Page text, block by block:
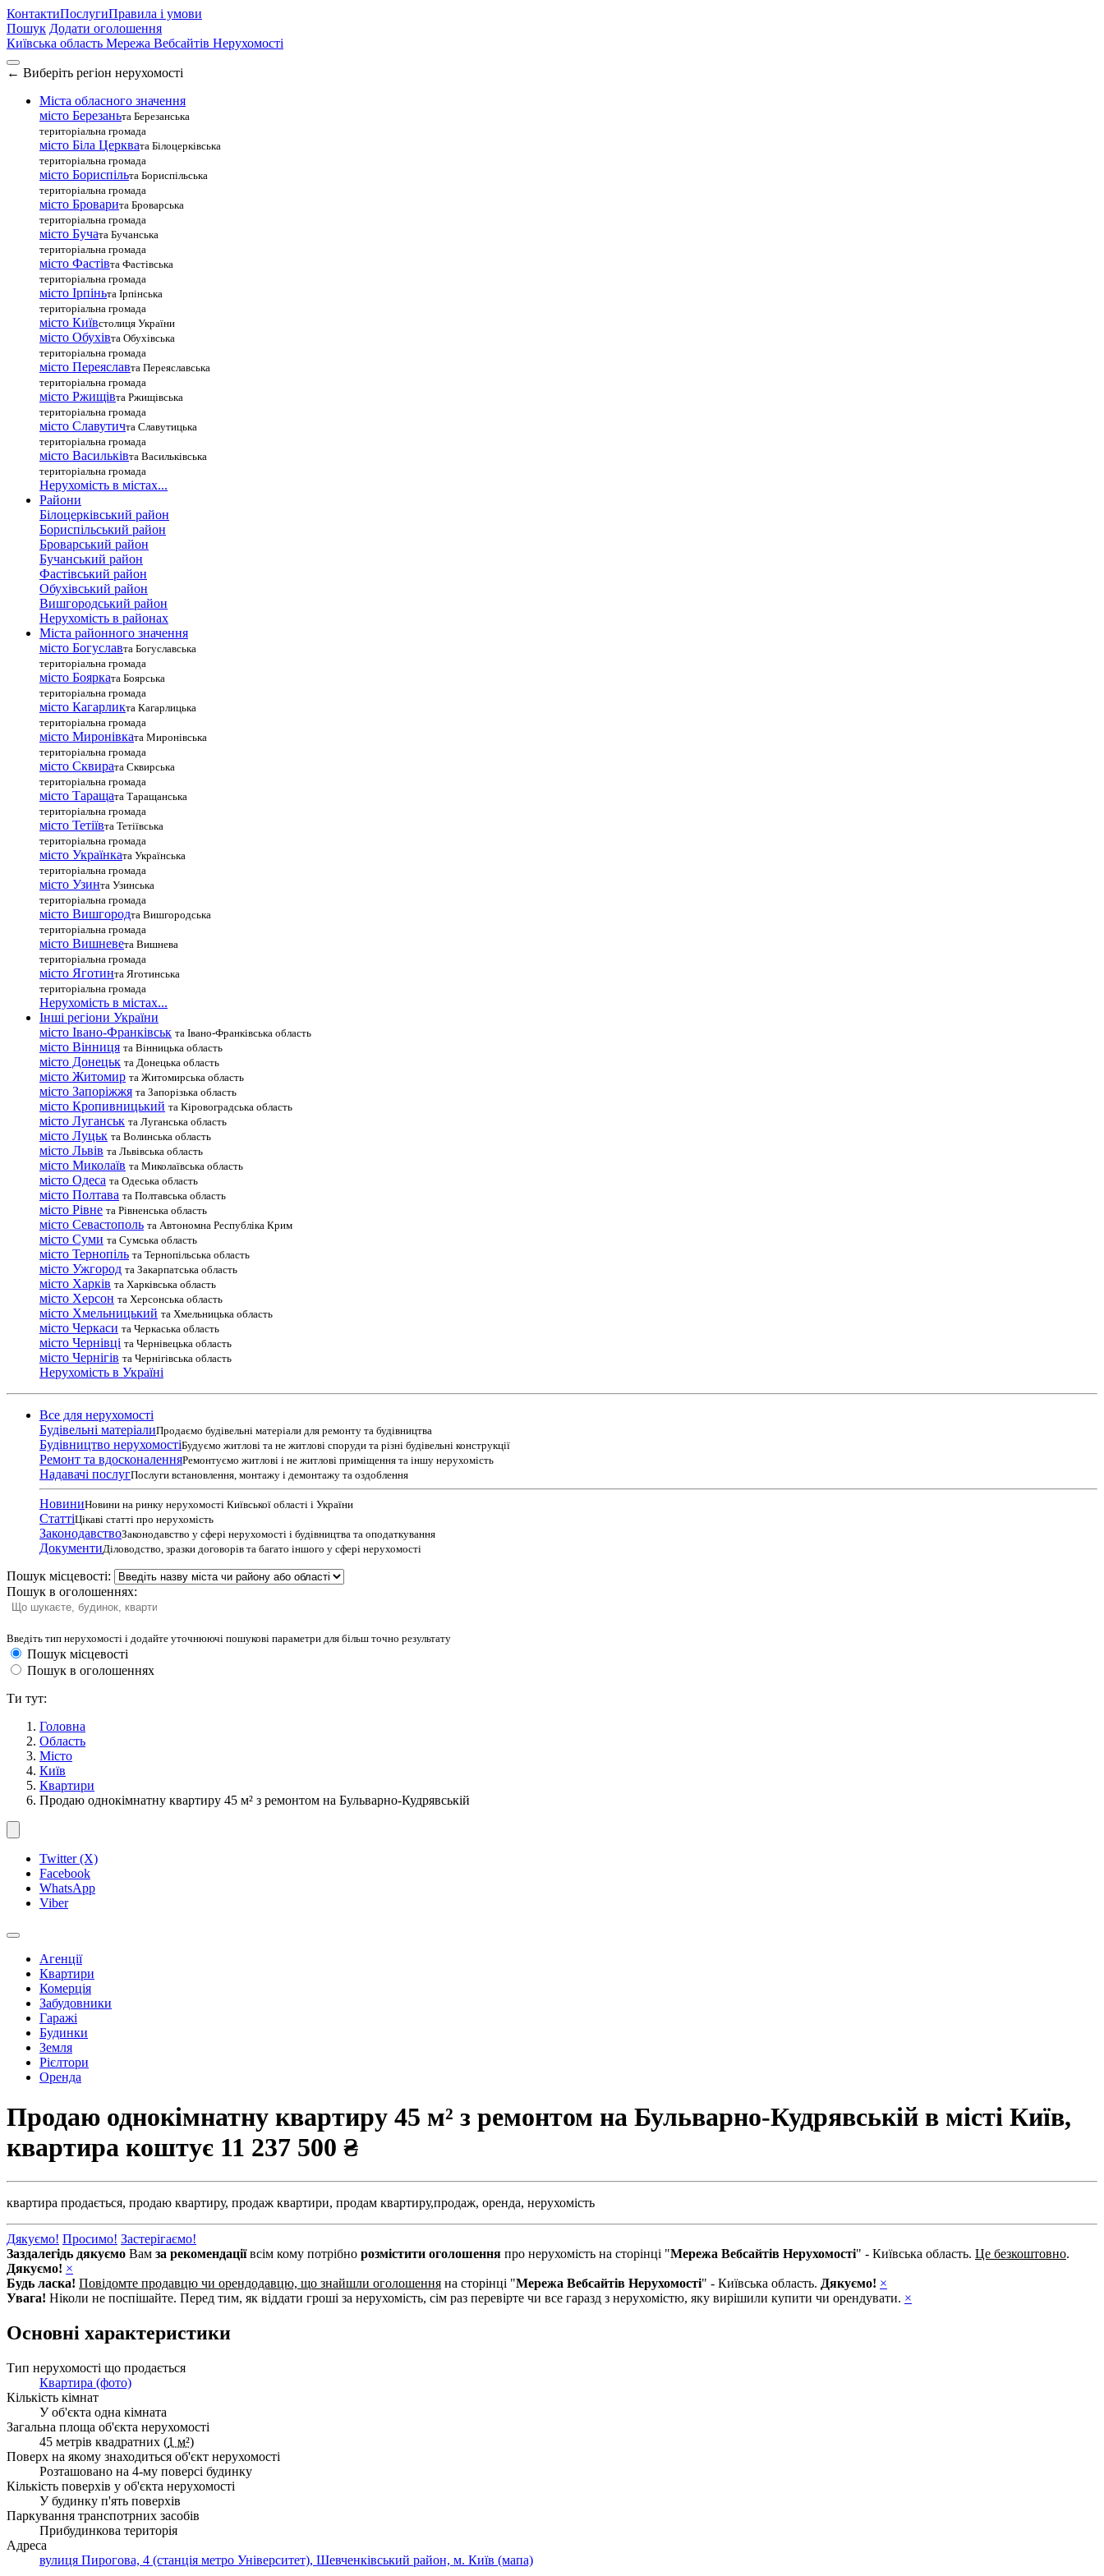
КонтактиПослугиПравила і умови
Пошук Додати оголошення
Київська область Мережа Вебсайтів Нерухомості
← Виберіть регіон нерухомості
Міста обласного значення
місто Березаньта Березанська
територіальна громада
місто Біла Церквата Білоцерківська
територіальна громада
місто Бориспільта Бориспільська
територіальна громада
місто Броварита Броварська
територіальна громада
місто Бучата Бучанська
територіальна громада
місто Фастівта Фастівська
територіальна громада
місто Ірпіньта Ірпінська
територіальна громада
місто Київстолиця України
місто Обухівта Обухівська
територіальна громада
місто Переяславта Переяславська
територіальна громада
місто Ржищівта Ржищівська
територіальна громада
місто Славутичта Славутицька
територіальна громада
місто Василькiвта Васильківська
територіальна громада
Нерухомість в містах...
Райони
Білоцерківський район
Бориспільський район
Броварський район
Бучанський район
Фастівський район
Обухівський район
Вишгородський район
Нерухомість в районах
Міста районного значення
місто Богуславта Богуславська
територіальна громада
місто Боярката Боярська
територіальна громада
місто Кагарликта Кагарлицька
територіальна громада
місто Миронівката Миронівська
територіальна громада
місто Сквирата Сквирська
територіальна громада
місто Таращата Таращанська
територіальна громада
місто Тетіївта Тетіївська
територіальна громада
місто Українката Українська
територіальна громада
місто Узинта Узинська
територіальна громада
місто Вишгородта Вишгородська
територіальна громада
місто Вишневета Вишнева
територіальна громада
місто Яготинта Яготинська
територіальна громада
Нерухомість в містах...
Інші регіони України
місто Івано-Франківськ та Івано-Франківська область
місто Вінниця та Вінницька область
місто Донецьк та Донецька область
місто Житомир та Житомирська область
місто Запоріжжя та Запорізька область
місто Кропивницький та Кіровоградська область
місто Луганськ та Луганська область
місто Луцьк та Волинська область
місто Львів та Львівська область
місто Миколаїв та Миколаївська область
місто Одеса та Одеська область
місто Полтава та Полтавська область
місто Рівне та Рівненська область
місто Севастополь та Автономна Республіка Крим
місто Суми та Сумська область
місто Тернопіль та Тернопільська область
місто Ужгород та Закарпатська область
місто Харків та Харківська область
місто Херсон та Херсонська область
місто Хмельницький та Хмельницька область
місто Черкаси та Черкаська область
місто Чернівці та Чернівецька область
місто Чернігів та Чернігівська область
Нерухомість в Україні
Все для нерухомості
Будівельні матеріалиПродаємо будівельні матеріали для ремонту та будівництва
Будівництво нерухомостіБудуємо житлові та не житлові споруди та різні будівельні конструкції
Ремонт та вдосконаленняРемонтуємо житлові і не житлові приміщення та іншу нерухомість
Надавачі послугПослуги встановлення, монтажу і демонтажу та оздоблення
НовиниНовини на ринку нерухомості Київської області і України
СтаттіЦікаві статті про нерухомість
ЗаконодавствоЗаконодавство у сфері нерухомості і будівництва та оподаткування
ДокументиДіловодство, зразки договорів та багато іншого у сфері нерухомості
Пошук місцевості:
Пошук в оголошеннях:
Введіть тип нерухомості і додайте уточнюючі пошукові параметри для більш точно результату
Пошук місцевості
Пошук в оголошеннях
Ти тут:
Головна
Область
Місто
Київ
Квартири
Продаю однокімнатну квартиру 45 м² з ремонтом на Бульварно-Кудрявській
Twitter (X)
Facebook
WhatsApp
Viber
Агенції
Квартири
Комерція
Забудовники
Гаражі
Будинки
Земля
Рієлтори
Оренда
Продаю однокімнатну квартиру 45 м² з ремонтом на Бульварно-Кудрявській в місті Київ,
квартира коштує 11 237 500 ₴
квартира продається, продаю квартиру, продаж квартири, продам квартиру,продаж, оренда, нерухомість
Дякуємо! Просимо! Застерігаємо!
Заздалегідь дякуємо Вам за рекомендаціївсім кому потрібно розмістити оголошення про нерухомість на сторінці "Мережа Вебсайтів Нерухомості" - Київська область. Це безкоштовно.
Дякуємо! ×
Будь ласка! Повідомте продавцю чи орендодавцю, що знайшли оголошення на сторінці "Мережа Вебсайтів Нерухомості" - Київська область. Дякуємо! ×
Увага! Ніколи не поспішайте. Перед тим, як віддати гроші за нерухомість, сім раз перевірте чи все гаразд з нерухомістю, яку вирішили купити чи орендувати. ×
Основні характеристики
Тип нерухомості що продається
Квартира (фото)
Кількість кімнат
У об'єкта одна кімната
Загальна площа об'єкта нерухомості
45 метрів квадратних (1 м²)
Поверх на якому знаходиться об'єкт нерухомості
Розташовано на 4-му поверсі будинку
Кількість поверхів у об'єкта нерухомості
У будинку п'ять поверхів
Паркування транспотрних засобів
Прибудинкова територія
Адреса
вулиця Пирогова, 4 (cтанція метро Університет), Шевченківський район, м. Київ (мапа)